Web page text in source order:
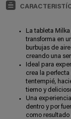
La tableta
transforma en
burbujas de
creando una
Ideal para
crea la
tentempié,
tierno y
Una
dentro y por
como